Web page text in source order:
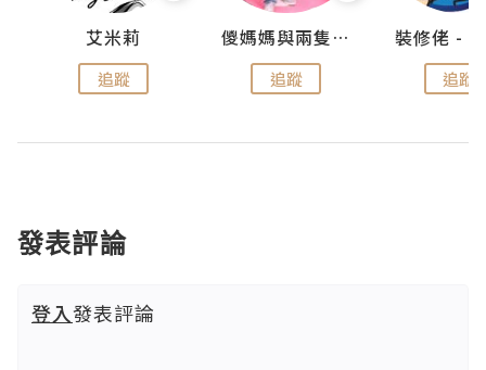
艾米莉
追蹤
儍媽媽與兩隻小魔怪之家
追蹤 追蹤
發表評論
登入發表評論